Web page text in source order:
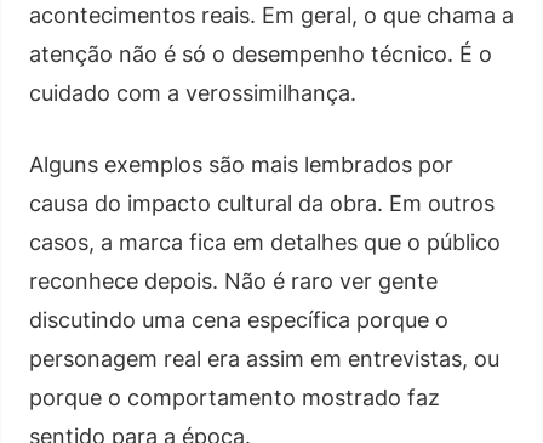
acontecimentos reais. Em geral, o que chama a
atenção não é só o desempenho técnico. É o
cuidado com a verossimilhança.
Alguns exemplos são mais lembrados por
causa do impacto cultural da obra. Em outros
casos, a marca fica em detalhes que o público
reconhece depois. Não é raro ver gente
discutindo uma cena específica porque o
personagem real era assim em entrevistas, ou
porque o comportamento mostrado faz
sentido para a época.